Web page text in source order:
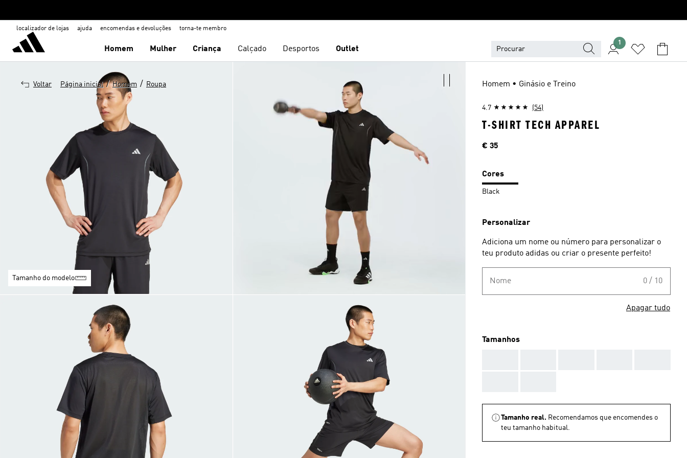
localizador de lojas ajuda encomendas e devoluções torna-te membro
Homem Mulher Criança Calçado Desportos Outlet
1
Voltar Página inicial / Homem / Roupa
Tamanho do modelo
Homem • Ginásio e Treino
4.7 (54)
T-SHIRT TECH APPAREL
Preço
€ 35
Cores
Black
Personalizar
Adiciona um nome ou número para personalizar o
teu produto adidas ou criar o presente perfeito!
Nome 0 / 10
Apagar tudo
Tamanhos
Tamanho real. Recomendamos que encomendes o
teu tamanho habitual.